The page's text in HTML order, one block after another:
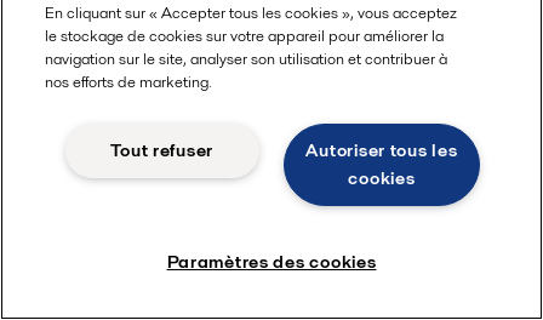
Agitateurs
tailor a mixing solution to your exact requirements.
En cliquant sur « Accepter tous les cookies », vous acceptez
le stockage de cookies sur votre appareil pour améliorer la
navigation sur le site, analyser son utilisation et contribuer à
nos efforts de marketing.
Autoriser tous les
cookies
Tout refuser
Paramètres des cookies